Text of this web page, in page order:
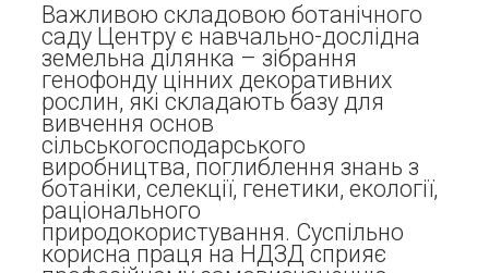
Важливою складовою ботанічного
саду Центру є навчально-дослідна
земельна ділянка – зібрання
генофонду цінних декоративних
рослин, які складають базу для
вивчення основ
сільськогосподарського
виробництва, поглиблення знань з
ботаніки, селекції, генетики, екології,
раціонального
природокористування. Суспільно
корисна праця на НДЗД сприяє